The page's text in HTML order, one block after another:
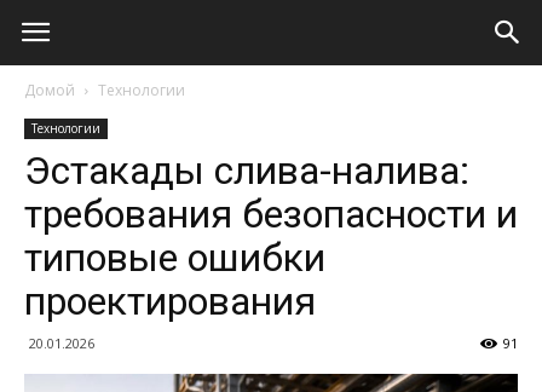
Домой Технологии
Технологии
Эстакады слива-налива:
требования безопасности и
типовые ошибки
проектирования
20.01.2026 91